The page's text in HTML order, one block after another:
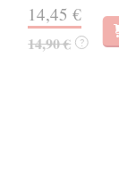
14,45 €
14,90 € ?